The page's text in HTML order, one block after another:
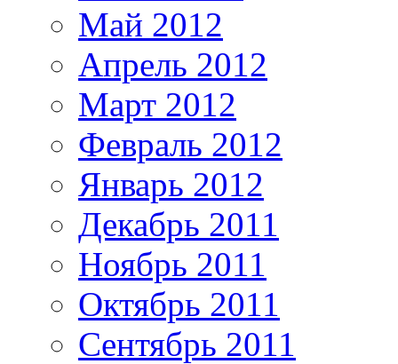
Май 2012
Апрель 2012
Март 2012
Февраль 2012
Январь 2012
Декабрь 2011
Ноябрь 2011
Октябрь 2011
Сентябрь 2011